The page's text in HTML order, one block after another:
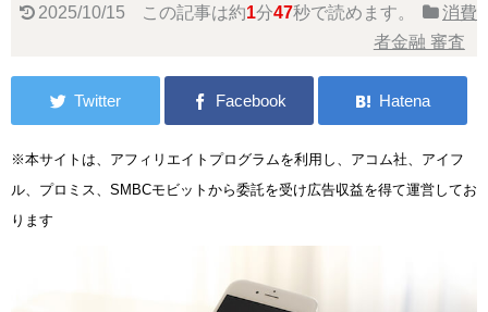
2025/10/15 この記事は約1分47秒で読めます。
消費
者金融 審査
※本サイトは、アフィリエイトプログラムを利用し、アコム社、アイフ
ル、プロミス、SMBCモビットから委託を受け広告収益を得て運営してお
ります